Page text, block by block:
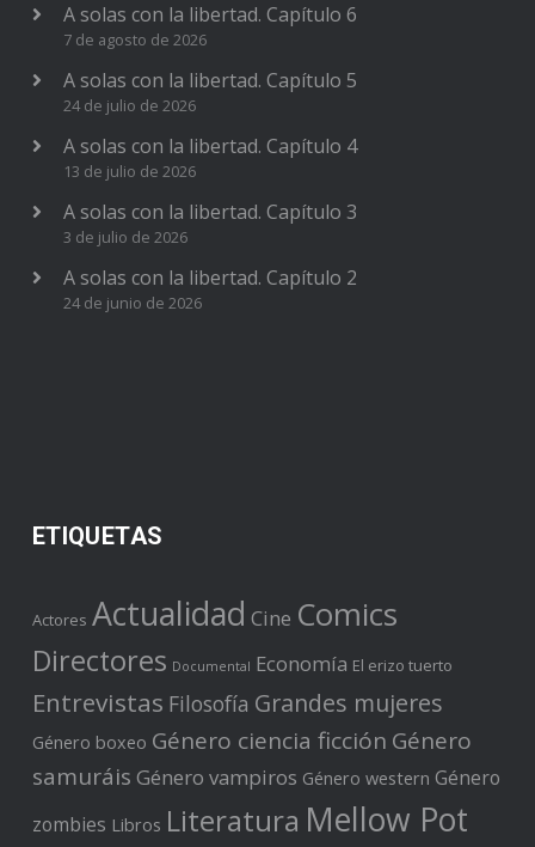
A solas con la libertad. Capítulo 6
7 de agosto de 2026
A solas con la libertad. Capítulo 5
24 de julio de 2026
A solas con la libertad. Capítulo 4
13 de julio de 2026
A solas con la libertad. Capítulo 3
3 de julio de 2026
A solas con la libertad. Capítulo 2
24 de junio de 2026
ETIQUETAS
Actores Actualidad Cine Comics
Directores Documental Economía El erizo tuerto
Entrevistas Filosofía Grandes mujeres
Género boxeo Género ciencia ficción Género
samuráis Género vampiros Género western Género
zombies Libros Literatura Mellow Pot